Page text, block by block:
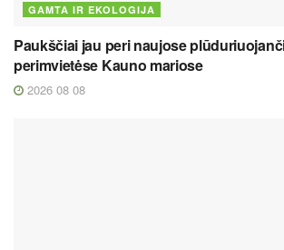
GAMTA IR EKOLOGIJA
Paukščiai jau peri naujose
perimvietėse Kauno mariose
2026 08 08